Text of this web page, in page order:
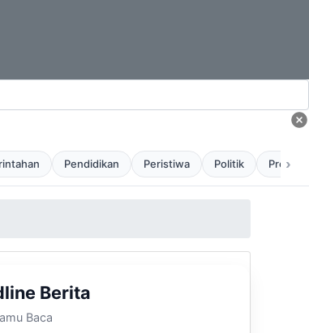
Pendidikan Peristiwa Politik Profil
›
Berita
Baca